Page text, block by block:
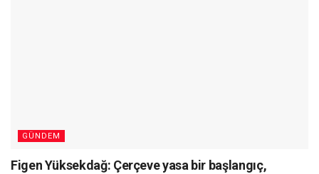
GÜNDEM
Figen Yüksekdağ: Çerçeve yasa bir başlangıç,